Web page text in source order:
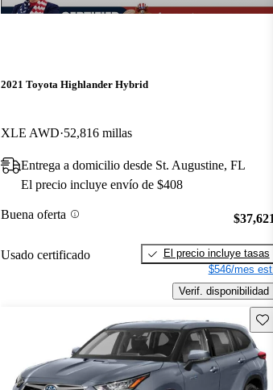
2021 Toyota Highlander Hybrid
XLE AWD 52,816 millas
Entrega a domicilio desde St. Augustine, FL
El precio incluye envío de $408
Buena oferta
Usado certificado
$37,621
El precio incluye tasas
$546/mes
Verif. disponibilidad